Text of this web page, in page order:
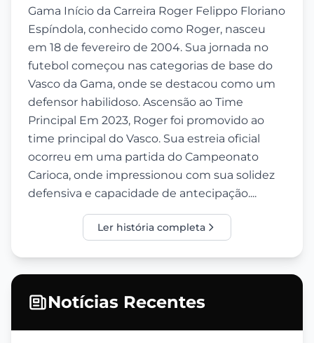
Gama Início da Carreira Roger Felippo Floriano
Espíndola, conhecido como Roger, nasceu
em 18 de fevereiro de 2004. Sua jornada no
futebol começou nas categorias de base do
Vasco da Gama, onde se destacou como um
defensor habilidoso. Ascensão ao Time
Principal Em 2023, Roger foi promovido ao
time principal do Vasco. Sua estreia oficial
ocorreu em uma partida do Campeonato
Carioca, onde impressionou com sua solidez
defensiva e capacidade de antecipação....
Ler história completa
Notícias Recentes